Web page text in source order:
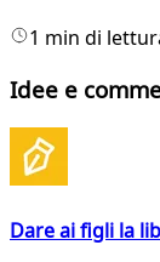
1 min di
Idee e
Dare ai figli la